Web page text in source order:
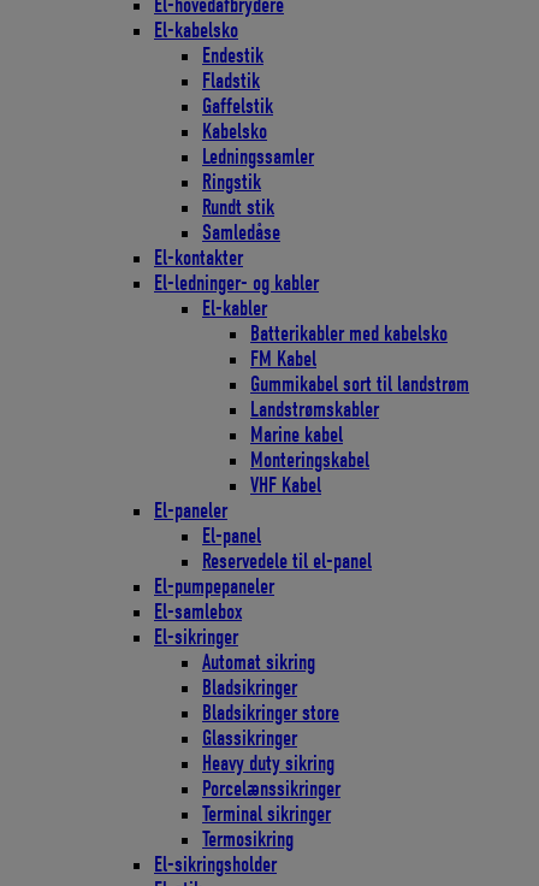
El-hovedafbrydere
El-kabelsko
Endestik
Fladstik
Gaffelstik
Kabelsko
Ledningssamler
Ringstik
Rundt stik
Samledåse
El-kontakter
El-ledninger- og kabler
El-kabler
Batterikabler med kabelsko
FM Kabel
Gummikabel sort til landstrøm
Landstrømskabler
Marine kabel
Monteringskabel
VHF Kabel
El-paneler
El-panel
Reservedele til el-panel
El-pumpepaneler
El-samlebox
El-sikringer
Automat sikring
Bladsikringer
Bladsikringer store
Glassikringer
Heavy duty sikring
Porcelænssikringer
Terminal sikringer
Termosikring
El-sikringsholder